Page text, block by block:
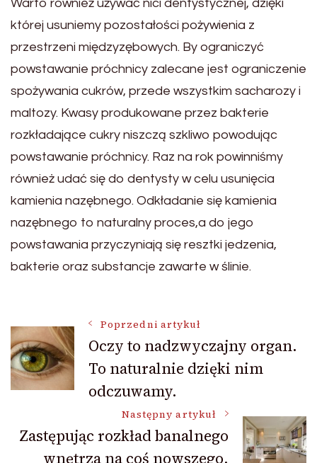
Warto również używać nici dentystycznej, dzięki
której usuniemy pozostałości pożywienia z
przestrzeni międzyzębowych. By ograniczyć
powstawanie próchnicy zalecane jest ograniczenie
spożywania cukrów, przede wszystkim sacharozy i
maltozy. Kwasy produkowane przez bakterie
rozkładające cukry niszczą szkliwo powodując
powstawanie próchnicy. Raz na rok powinniśmy
również udać się do dentysty w celu usunięcia
kamienia nazębnego. Odkładanie się kamienia
nazębnego to naturalny proces,a do jego
powstawania przyczyniają się resztki jedzenia,
bakterie oraz substancje zawarte w ślinie.
Nawigacja
wpisu
Poprzedni artykuł
Oczy to nadzwyczajny organ.
To naturalnie dzięki nim
odczuwamy.
Następny artykuł
Zastępując rozkład banalnego
wnętrza na coś nowszego,